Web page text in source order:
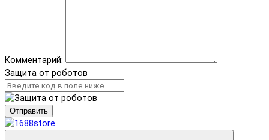
Комментарий:
Защита от роботов
Отправить